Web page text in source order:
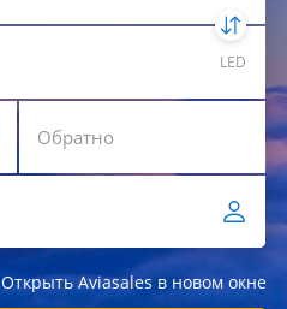
LED
Открыть Aviasales в новом окне